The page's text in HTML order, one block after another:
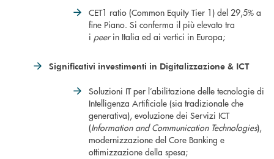
CET1 ratio (Common Equity Tier 1) del 29,5% a
fine Piano. Si conferma il più elevato tra
i peerin Italia ed ai vertici in Europa;
Significativi investimenti in Digitalizzazione & ICT
Soluzioni IT per l’abilitazione delle tecnologie di
Intelligenza Artificiale (sia tradizionale che
generativa), evoluzione dei Servizi ICT
(Information and Communication Technologies),
modernizzazione del Core Banking e
ottimizzazione della spesa;